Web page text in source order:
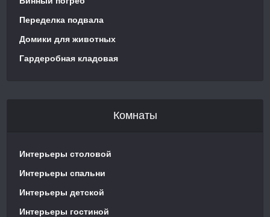
Переделка подвала
Домики для животных
Гардеробная кладовая
Комнаты
Интерьеры столовой
Интерьеры спальни
Интерьеры детской
Интерьеры гостиной